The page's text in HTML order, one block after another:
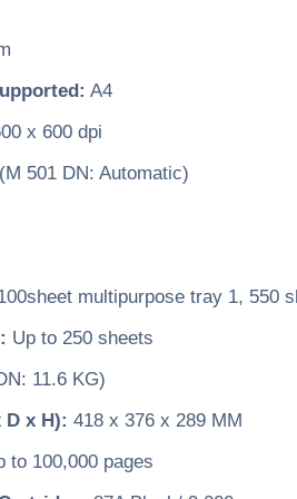
A4
x 600 dpi
501 DN: Automatic)
multipurpose tray 1, 550
Up to 250 sheets
11.6 KG)
x H): 418 x 376 x 289 MM
to 100,000 pages